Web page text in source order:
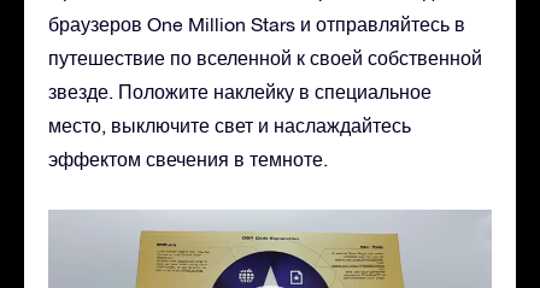
браузеров One Million Stars и отправляйтесь в
путешествие по вселенной к своей собственной
звезде. Положите наклейку в специальное
место, выключите свет и наслаждайтесь
эффектом свечения в темноте.